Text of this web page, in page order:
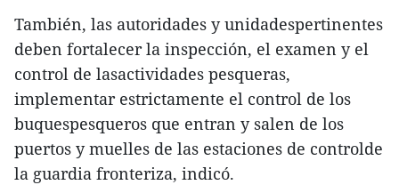
También, las autoridades y unidadespertinentes
deben fortalecer la inspección, el examen y el
control de lasactividades pesqueras,
implementar estrictamente el control de los
buquespesqueros que entran y salen de los
puertos y muelles de las estaciones de controlde
la guardia fronteriza, indicó.